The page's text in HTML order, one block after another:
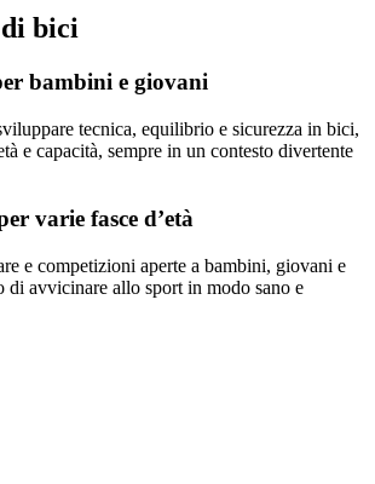
bici
bambini e giovani
tecnica, equilibrio e sicurezza in bici,
e capacità, sempre in un contesto divertente
varie fasce d’età
e competizioni aperte a bambini, giovani e
di avvicinare allo sport in modo sano e